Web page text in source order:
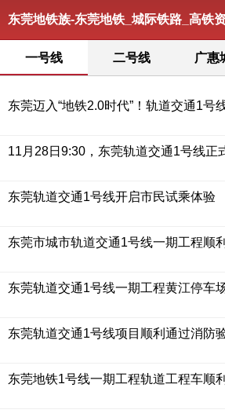
东莞地铁族-东莞地铁_城际铁路_高铁
一号线 二号线 广惠
东莞迈入“地铁2.0时代”！轨道交通1号
11月28日9:30，东莞轨道交通1号线正
东莞轨道交通1号线开启市民试乘体验
东莞市城市轨道交通1号线一期工程顺
东莞轨道交通1号线一期工程黄江停车
东莞轨道交通1号线项目顺利通过消防
东莞地铁1号线一期工程轨道工程车顺